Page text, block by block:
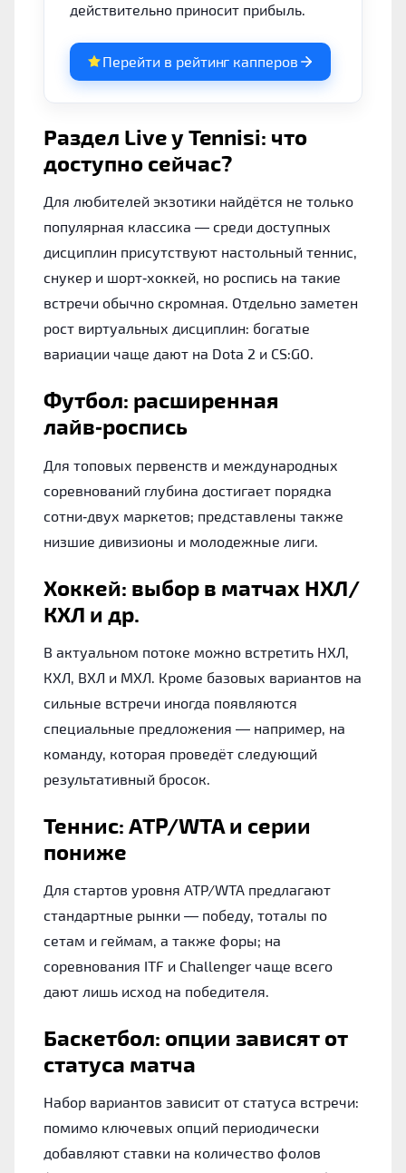
действительно приносит прибыль.
Перейти в рейтинг капперов
Раздел Live у Tennisi: что
доступно сейчас?
Для любителей экзотики найдётся не только
популярная классика — среди доступных
дисциплин присутствуют настольный теннис,
снукер и шорт‑хоккей, но роспись на такие
встречи обычно скромная. Отдельно заметен
рост виртуальных дисциплин: богатые
вариации чаще дают на Dota 2 и CS:GO.
Футбол: расширенная
лайв‑роспись
Для топовых первенств и международных
соревнований глубина достигает порядка
сотни‑двух маркетов; представлены также
низшие дивизионы и молодежные лиги.
Хоккей: выбор в матчах НХЛ/
КХЛ и др.
В актуальном потоке можно встретить НХЛ,
КХЛ, ВХЛ и МХЛ. Кроме базовых вариантов на
сильные встречи иногда появляются
специальные предложения — например, на
команду, которая проведёт следующий
результативный бросок.
Теннис: ATP/WTA и серии
пониже
Для стартов уровня ATP/WTA предлагают
стандартные рынки — победу, тоталы по
сетам и геймам, а также форы; на
соревнования ITF и Challenger чаще всего
дают лишь исход на победителя.
Баскетбол: опции зависят от
статуса матча
Набор вариантов зависит от статуса встречи:
помимо ключевых опций периодически
добавляют ставки на количество фолов